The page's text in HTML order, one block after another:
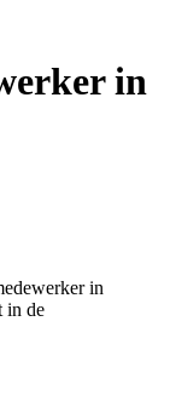
in
in
in de